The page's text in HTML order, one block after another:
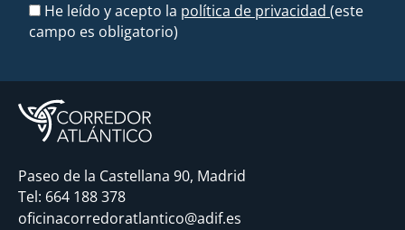
He leído y acepto la política de privacidad (este
campo es obligatorio)
Paseo de la Castellana 90, Madrid
Tel: 664 188 378
oficinacorredoratlantico@adif.es